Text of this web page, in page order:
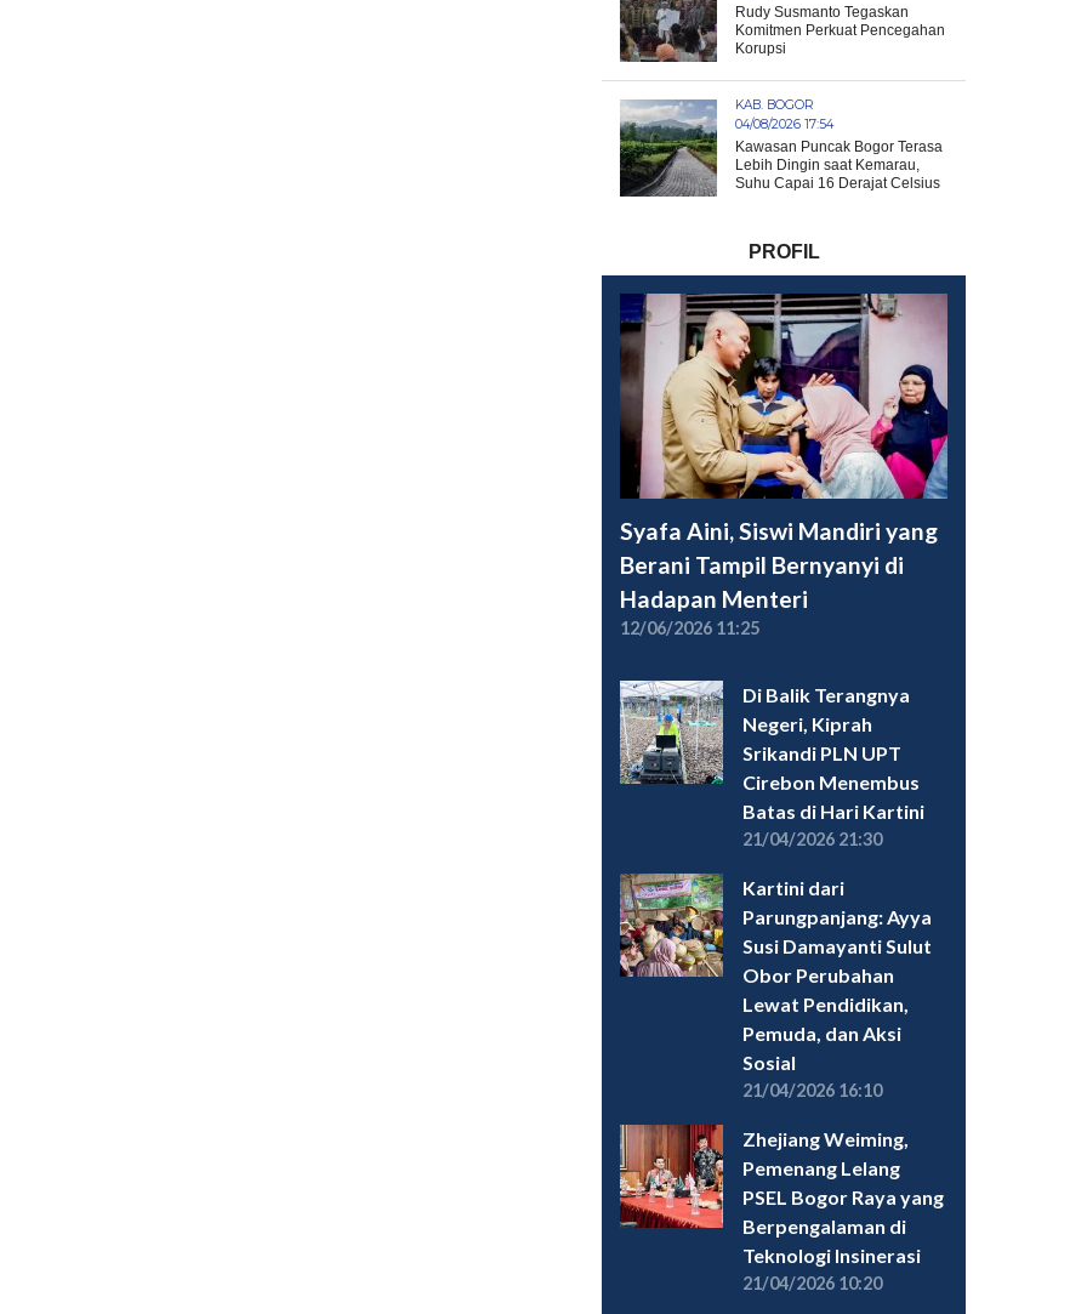
Rudy Susmanto Tegaskan
Komitmen Perkuat Pencegahan
Korupsi
KAB. BOGOR
04/08/2026 17:54
Kawasan Puncak Bogor Terasa
Lebih Dingin saat Kemarau,
Suhu Capai 16 Derajat Celsius
PROFIL
Syafa Aini, Siswi Mandiri yang
Berani Tampil Bernyanyi di
Hadapan Menteri
12/06/2026 11:25
Di Balik Terangnya
Negeri, Kiprah
Srikandi PLN UPT
Cirebon Menembus
Batas di Hari Kartini
21/04/2026 21:30
Kartini dari
Parungpanjang: Ayya
Susi Damayanti Sulut
Obor Perubahan
Lewat Pendidikan,
Pemuda, dan Aksi
Sosial
21/04/2026 16:10
Zhejiang Weiming,
Pemenang Lelang
PSEL Bogor Raya yang
Berpengalaman di
Teknologi Insinerasi
21/04/2026 10:20